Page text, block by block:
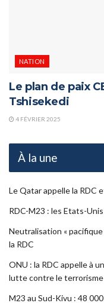
NATION
Le plan de paix
Tshisekedi
4 FÉVRIER 2025
À la une
Le Qatar appelle la RDC
RDC-M23 : les Etats-
Neutralisation « pacifique
la RDC
ONU : la RDC appelle à
lutte contre le terrorisme
M23 au Sud-Kivu : 48